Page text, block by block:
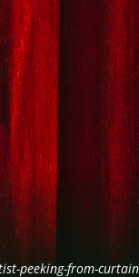
peeking-from-curtain